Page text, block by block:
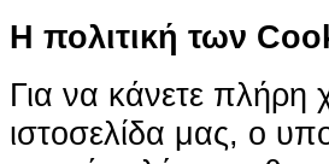
H πολιτική των
Για να κάνετε πλήρη
ιστοσελίδα μας, ο